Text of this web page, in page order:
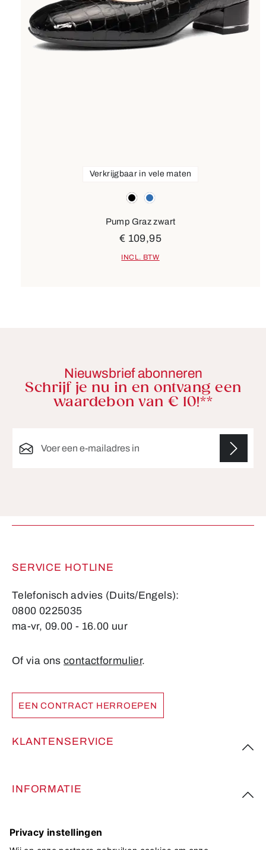
zwartblauw
Verkrijgbaar in vele maten
Pump Graz zwart
€ 109,95
INCL. BTW
Nieuwsbrief abonneren
Schrijf je nu in en ontvang een
waardebon van € 10!**
SERVICE HOTLINE
Telefonisch advies (Duits/Engels):
0800 0225035
ma-vr, 09.00 - 16.00 uur
Of via onscontactformulier.
EEN CONTRACT HERROEPEN
KLANTENSERVICE
INFORMATIE
VOLG ONS